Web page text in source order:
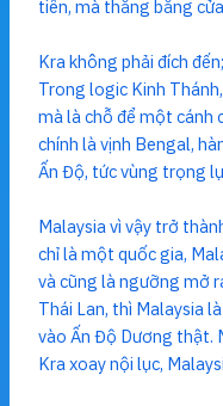
tiên, mà thắng bằng
Kra không phải đích
Trong logic Kinh
mà là chỗ để một cánh
chính là vịnh Bengal,
Ấn Độ, tức vùng trọng
Malaysia vì vậy trở
chỉ là một quốc gia,
và cũng là ngưỡng mở
Thái Lan, thì Malaysia
vào Ấn Độ Dương thật.
Kra xoay nội lục,